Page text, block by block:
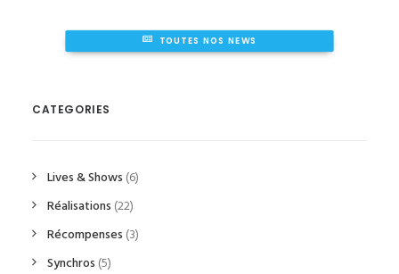
TOUTES NOS NEWS
CATEGORIES
Lives & Shows (6)
Réalisations (22)
Récompenses (3)
Synchros (5)